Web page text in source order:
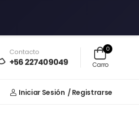
Contacto
+56 227409049
0
Carro
Iniciar Sesión / Registrarse